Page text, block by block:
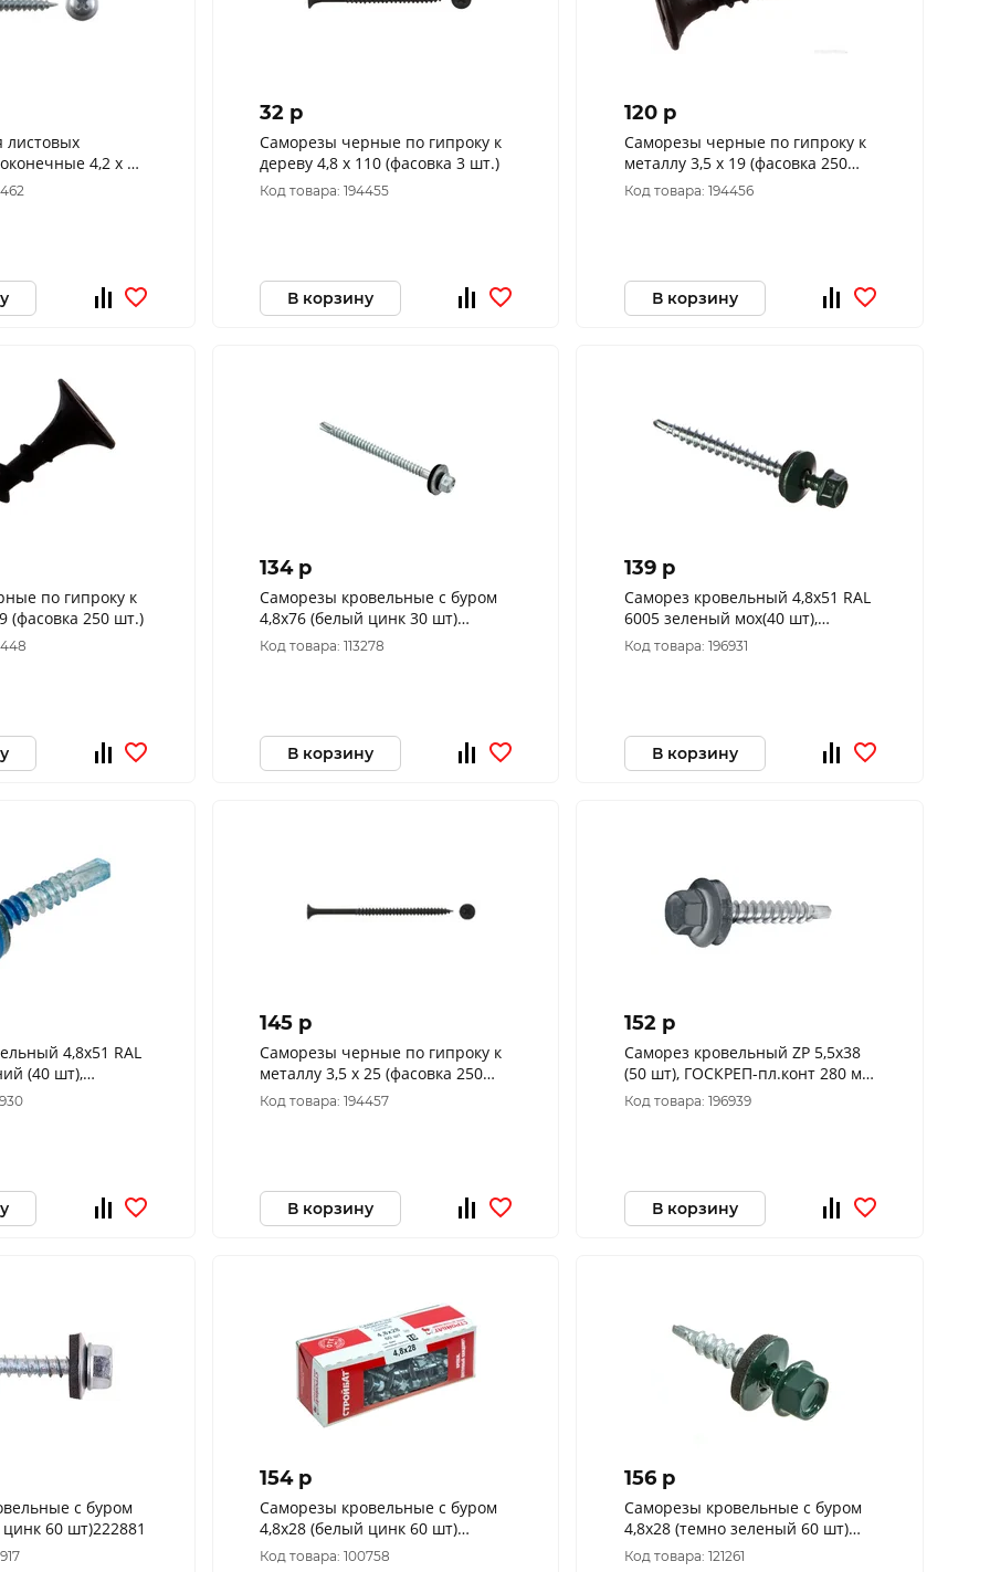
листовых
4,2 х 19
32 p
Саморезы черные по гипроку к
дереву 4,8 х 110 (фасовка 3 шт.)
Код товара: 194455
В корзину
120 p
Саморезы черные по гипроку к
металлу 3,5 х 19 (фасовка 250
шт.)
Код товара: 194456
В корзину
по гипроку к
(фасовка 250 шт.)
134 p
Саморезы кровельные с буром
4,8x76 (белый цинк 30 шт)
222911
Код товара: 113278
В корзину
139 p
Саморез кровельный 4,8х51 RAL
6005 зеленый мох(40 шт),
ГОСКРЕП-пл.конт 280 мл (тк=20)
Код товара: 196931
В корзину
4,8х51 RAL
(40 шт),
280 мл (тк=20)
145 p
Саморезы черные по гипроку к
металлу 3,5 х 25 (фасовка 250
шт.)
Код товара: 194457
В корзину
152 p
Саморез кровельный ZP 5,5х38
(50 шт), ГОСКРЕП-пл.конт 280 мл
(тк=20)
Код товара: 196939
В корзину
с буром
60 шт)222881
154 p
Саморезы кровельные с буром
4,8x28 (белый цинк 60 шт)
222871
Код товара: 100758
156 p
Саморезы кровельные с буром
4,8x28 (темно зеленый 60 шт)
203531
Код товара: 121261